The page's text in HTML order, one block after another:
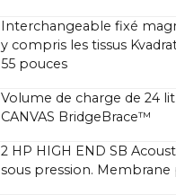
Interchangeable fixé
y compris les tissus
55 pouces
Volume de charge de 24
CANVAS BridgeBrace™
2 HP HIGH END SB
sous pression. Membrane